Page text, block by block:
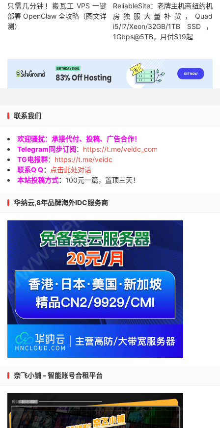
只需几分钟！搬瓦工 VPS 一键
部署 OpenClaw 全攻略（图文详
测）
ReliableSite：老牌主机商纽约机
房独服大量补货，Quad
i5/i7/Xeon/32GB/1TB SSD，
1Gbps@5TB，月付$19起
联系我们
欢迎骚扰：承接代付、投稿、广告合作！
Telegram同步订阅： https://t.me/veidc_com
TG电报群： https://t.me/veidc
联系Q Q： 点击此处对话
本站投稿方式： 100元一篇，置顶三天！
华纳云,8年品牌海外IDC服务商
奈飞小铺 – 智能账号合租平台